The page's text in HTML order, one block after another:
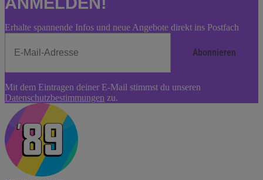
Erhalte spannende Infos und neue Angebote direkt ins Postfach
Abonnieren
Abonnieren
Mit dem Eintragen deiner E-Mail stimmst du unseren
Datenschutzbestimmungen zu.